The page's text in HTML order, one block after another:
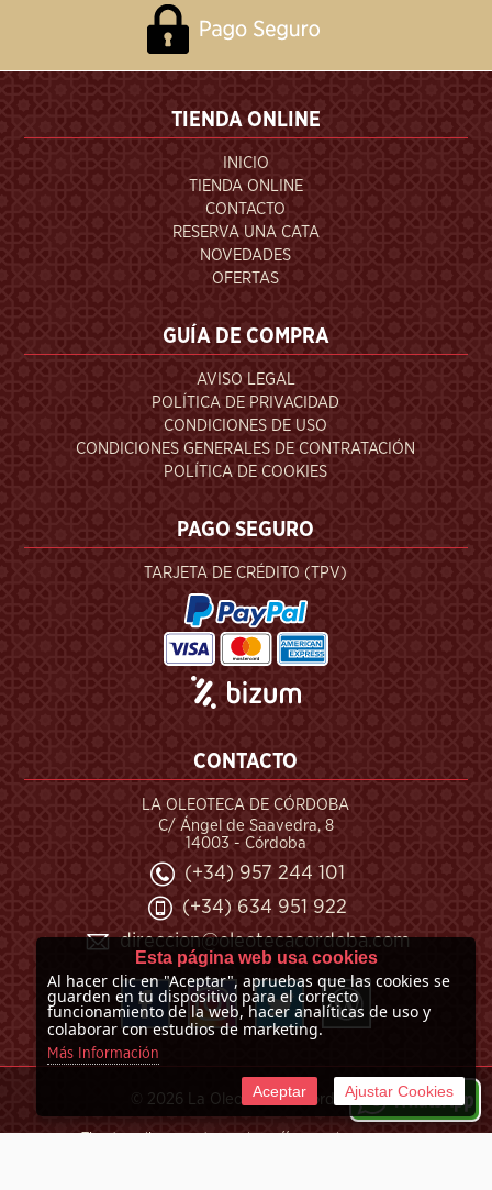
TIENDA ONLINE
INICIO
TIENDA ONLINE
CONTACTO
RESERVA UNA CATA
NOVEDADES
OFERTAS
GUÍA DE COMPRA
AVISO LEGAL
POLÍTICA DE PRIVACIDAD
CONDICIONES DE USO
CONDICIONES GENERALES DE CONTRATACIÓN
POLÍTICA DE COOKIES
PAGO SEGURO
TARJETA DE CRÉDITO (TPV)
CONTACTO
LA OLEOTECA DE CÓRDOBA
C/ Ángel de Saavedra, 8
14003 - Córdoba
(+34) 957 244 101
(+34) 634 951 922
direccion@oleotecacordoba.com
© 2026 La Oleoteca de Córdoba
Esta página web usa cookies
Al hacer clic en "Aceptar", apruebas que las cookies se
guarden en tu dispositivo para el correcto
funcionamiento de la web, hacer analíticas de uso y
colaborar con estudios de marketing.
Más Información
Aceptar Ajustar Cookies